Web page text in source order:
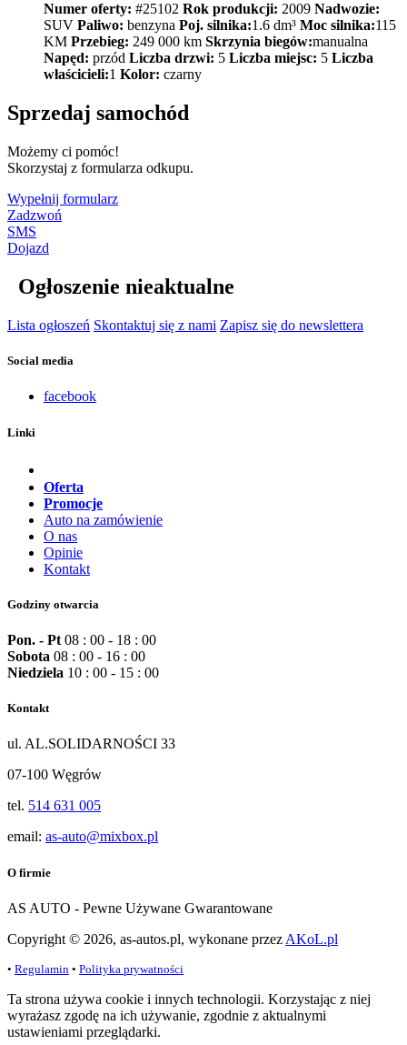
Numer oferty: #25102 Rok produkcji: 2009 Nadwozie:
SUV Paliwo: benzyna Poj. silnika:1.6 dm³ Moc silnika:115
KM Przebieg: 249 000 km Skrzynia biegów:manualna
Napęd: przód Liczba drzwi: 5 Liczba miejsc: 5 Liczba
właścicieli:1 Kolor: czarny
Sprzedaj samochód
Możemy ci pomóc!
Skorzystaj z formularza odkupu.
Wypełnij formularz
Zadzwoń
SMS
Dojazd
Ogłoszenie nieaktualne
Lista ogłoszeń Skontaktuj się z nami Zapisz się do newslettera
Social media
facebook
Linki
Oferta
Promocje
Auto na zamówienie
O nas
Opinie
Kontakt
Godziny otwarcia
Pon. - Pt 08 : 00 - 18 : 00
Sobota 08 : 00 - 16 : 00
Niedziela 10 : 00 - 15 : 00
Kontakt
ul. AL.SOLIDARNOŚCI 33
07-100 Węgrów
tel. 514 631 005
email: as-auto@mixbox.pl
O firmie
AS AUTO - Pewne Używane Gwarantowane
Copyright © 2026, as-autos.pl, wykonane przez AKoL.pl
• Regulamin • Polityka prywatności
Ta strona używa cookie i innych technologii. Korzystając z niej
wyrażasz zgodę na ich używanie, zgodnie z aktualnymi
ustawieniami przeglądarki.